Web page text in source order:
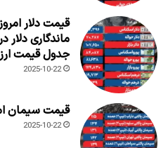
جدول قیمت
2025-10-22
قیمت سیمان امروز 30 مهر
2025-10-22